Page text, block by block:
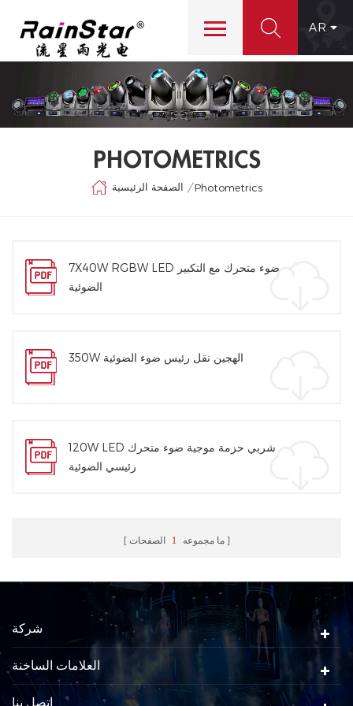
AR
PHOTOMETRICS
الصفحة الرئيسية / Photometrics
7X40W RGBW LED ضوء متحرك مع التكبير
الضوئية
350W الهجين نقل رئيس ضوء الضوئية
120W LED شربي حزمة موجية ضوء متحرك
رئيسي الضوئية
ما مجموعه 1 الصفحات
شركة
العلامات الساخنة
اتصل بنا